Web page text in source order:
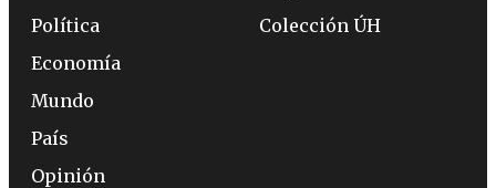
Política
Economía
Mundo
País
Opinión
Colección ÚH